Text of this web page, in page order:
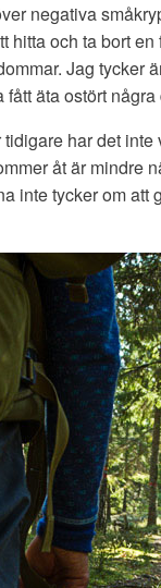
negativa
hitta och ta bort
Jag tycker
äta ostört
har det
åt är mindre
inte tycker om att